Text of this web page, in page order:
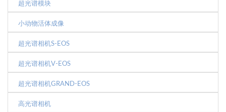
超光谱模块
小动物活体成像
超光谱相机S-EOS
超光谱相机V-EOS
超光谱相机GRAND-EOS
高光谱相机